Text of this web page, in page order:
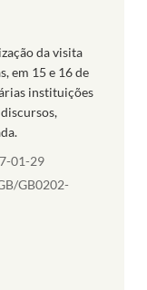
da visita
em 15 e 16 de
instituições
01-29
GB0202-